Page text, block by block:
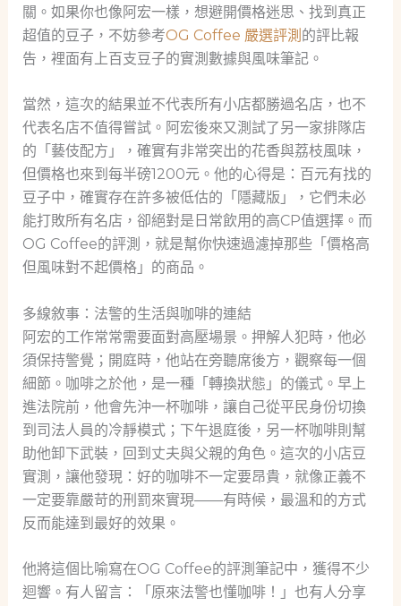
關。如果你也像阿宏一樣，想避開價格迷思、找到真正
超值的豆子，不妨參考OG Coffee 嚴選評測 的評比報
告，裡面有上百支豆子的實測數據與風味筆記。
當然，這次的結果並不代表所有小店都勝過名店，也不
代表名店不值得嘗試。阿宏後來又測試了另一家排隊店
的「藝伎配方」，確實有非常突出的花香與荔枝風味，
但價格也來到每半磅1200元。他的心得是：百元有找的
豆子中，確實存在許多被低估的「隱藏版」，它們未必
能打敗所有名店，卻絕對是日常飲用的高CP值選擇。而
OG Coffee的評測，就是幫你快速過濾掉那些「價格高
但風味對不起價格」的商品。
多線敘事：法警的生活與咖啡的連結
阿宏的工作常常需要面對高壓場景。押解人犯時，他必
須保持警覺；開庭時，他站在旁聽席後方，觀察每一個
細節。咖啡之於他，是一種「轉換狀態」的儀式。早上
進法院前，他會先沖一杯咖啡，讓自己從平民身份切換
到司法人員的冷靜模式；下午退庭後，另一杯咖啡則幫
助他卸下武裝，回到丈夫與父親的角色。這次的小店豆
實測，讓他發現：好的咖啡不一定要昂貴，就像正義不
一定要靠嚴苛的刑罰來實現——有時候，最溫和的方式
反而能達到最好的效果。
他將這個比喻寫在OG Coffee的評測筆記中，獲得不少
迴響。有人留言：「原來法警也懂咖啡！」也有人分享